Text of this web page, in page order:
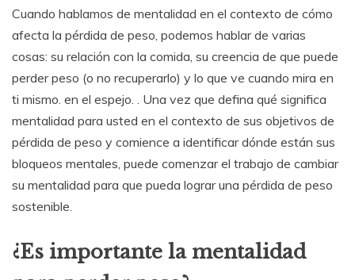
Cuando hablamos de mentalidad en el contexto de cómo
afecta la pérdida de peso, podemos hablar de varias
cosas: su relación con la comida, su creencia de que puede
perder peso (o no recuperarlo) y lo que ve cuando mira en
ti mismo. en el espejo. . Una vez que defina qué significa
mentalidad para usted en el contexto de sus objetivos de
pérdida de peso y comience a identificar dónde están sus
bloqueos mentales, puede comenzar el trabajo de cambiar
su mentalidad para que pueda lograr una pérdida de peso
sostenible.
¿Es importante la mentalidad